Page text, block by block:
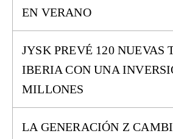
EN VERANO
JYSK PREVÉ 120 NUEVAS
IBERIA CON UNA
MILLONES
LA GENERACIÓN Z